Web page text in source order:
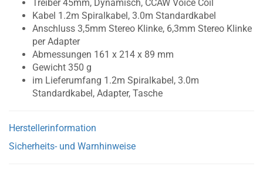
Treiber 45mm, Dynamisch, CCAW Voice Coil
Kabel 1.2m Spiralkabel, 3.0m Standardkabel
Anschluss 3,5mm Stereo Klinke, 6,3mm Stereo Klinke
per Adapter
Abmessungen 161 x 214 x 89 mm
Gewicht 350 g
im Lieferumfang 1.2m Spiralkabel, 3.0m
Standardkabel, Adapter, Tasche
Herstellerinformation
Sicherheits- und Warnhinweise